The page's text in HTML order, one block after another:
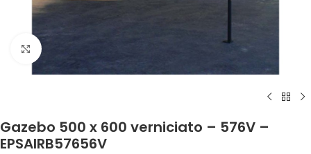
Click to enlarge
Gazebo 500 x 600 verniciato – 576V –
EPSAIRB57656V